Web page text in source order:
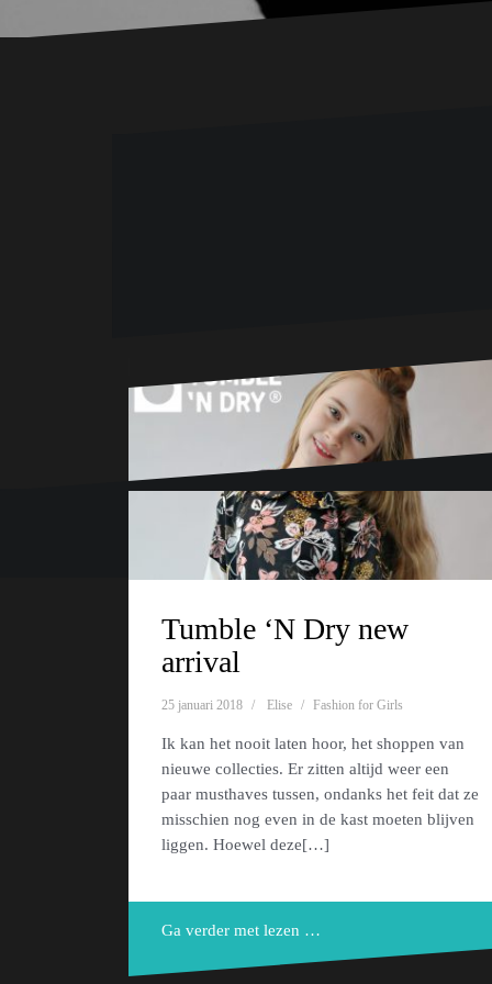
Tumble ‘N Dry new
arrival
25 januari 2018 Elise Fashion for Girls
Ik kan het nooit laten hoor, het shoppen van
nieuwe collecties. Er zitten altijd weer een
paar musthaves tussen, ondanks het feit dat ze
misschien nog even in de kast moeten blijven
liggen. Hoewel deze[…]
Ga verder met lezen …
Ondersteund door WordPress|Thema:Oblique door